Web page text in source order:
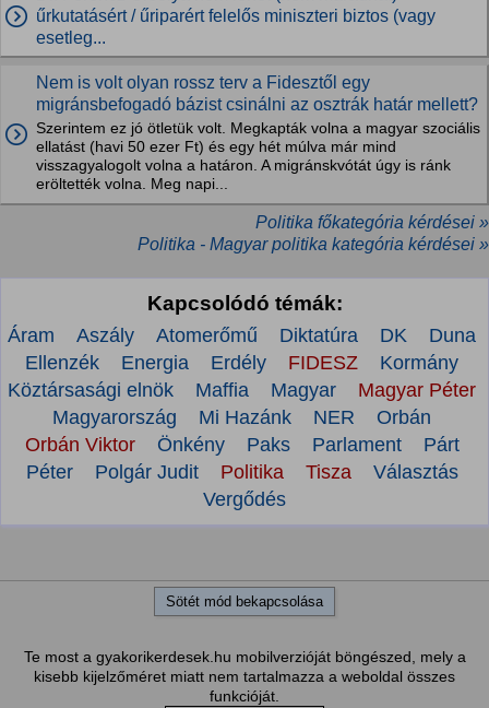
űrkutatásért / űriparért felelős miniszteri biztos (vagy
esetleg...
Nem is volt olyan rossz terv a Fidesztől egy
migránsbefogadó bázist csinálni az osztrák határ mellett?
Szerintem ez jó ötletük volt. Megkapták volna a magyar szociális
ellatást (havi 50 ezer Ft) és egy hét múlva már mind
visszagyalogolt volna a határon. A migránskvótát úgy is ránk
eröltették volna. Meg napi...
Politika főkategória kérdései »
Politika - Magyar politika kategória kérdései »
Kapcsolódó témák:
Áram Aszály Atomerőmű Diktatúra DK
Duna
Ellenzék
Energia Erdély FIDESZ
Kormány
Köztársasági elnök
Maffia Magyar
Magyar Péter
Magyarország
Mi Hazánk NER
Orbán
Orbán Viktor
Önkény Paks Parlament
Párt
Péter
Polgár Judit Politika Tisza
Választás
Vergődés
Sötét mód bekapcsolása
Te most a gyakorikerdesek.hu mobilverzióját böngészed, mely a
kisebb kijelzőméret miatt nem tartalmazza a weboldal összes
funkcióját.